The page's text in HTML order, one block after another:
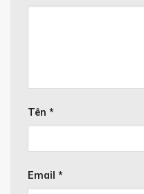
Tên *
Email *